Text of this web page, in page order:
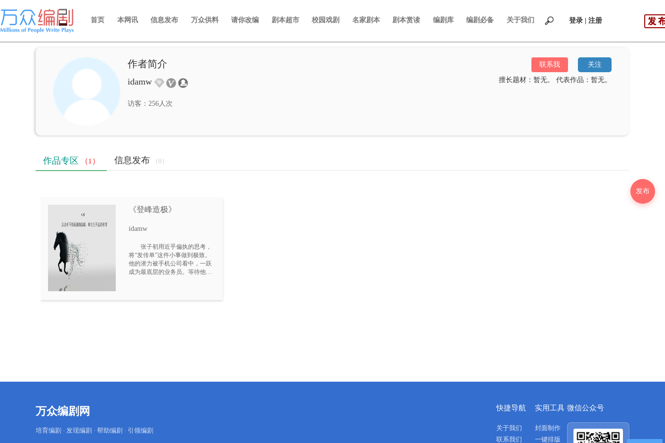
首页 本网讯 信息发布 万众供料 请你改编 剧本超市 校园戏剧 名家剧本 剧本赏读 编剧库 编剧必备 关于我们 登录 | 注册
发布
作者简介 联系我 关注
idamw 擅长题材：暂无。 代表作品：暂无。
访客：256人次
作品专区 （1） 信息发布 （0）
《登峰造极》
idamw
张子初用近乎偏执的思考，
将“发传单”这件小事做到极致。
他的潜力被手机公司看中，一跃
成为最底层的业务员。等待他
围剿中身心俱疲。当成功的顶峰
口，他必须回答：成功的代价是
万众编剧网
培育编剧 · 发现编剧 · 帮助编剧 · 引领编剧
快捷导航
关于我们
联系我们
实用工具
封面制作
一键排版
微信公众号